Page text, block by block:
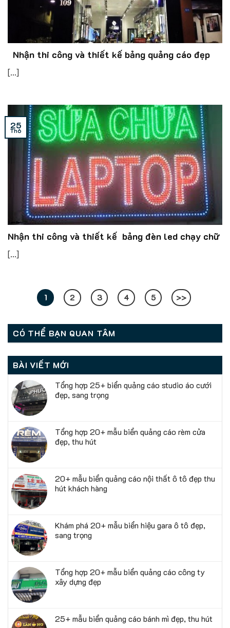
Nhận thi công và thiết kế bảng quảng cáo đẹp
[...]
Nhận thi công và thiết kế bảng đèn led chạy chữ
[...]
25
Th6
1 2 3 4 5 >>
CÓ THỂ BẠN QUAN TÂM
BÀI VIẾT MỚI
Tổng hợp 25+ biển quảng cáo studio áo cưới
đẹp, sang trọng
Tổng hợp 20+ mẫu biển quảng cáo rèm cửa
đẹp, thu hút
20+ mẫu biển quảng cáo nội thất ô tô đẹp thu
hút khách hàng
Khám phá 20+ mẫu biển hiệu gara ô tô đẹp,
sang trọng
Tổng hợp 20+ mẫu biển quảng cáo công ty
xây dựng đẹp
25+ mẫu biển quảng cáo bánh mì đẹp, thu hút